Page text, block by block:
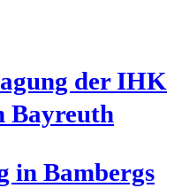
der IHK
Bayreuth
in Bam­bergs